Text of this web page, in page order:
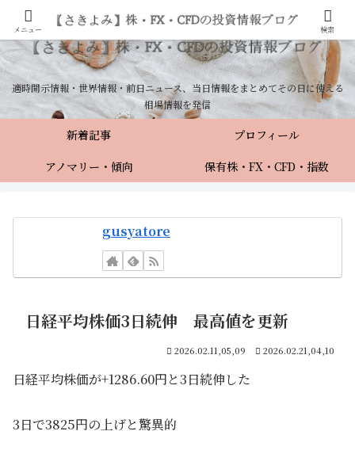
適時開示情報・世界情報・前日ニュース、当日情報をまとめてその日に使える
相場情報を発信
新着記事
プロフィール
アノマリー・傾向
保有株・FX・CFD・指数
gusyatore
日経平均株価3日続伸 最高値を更新
2026.02.11,05,09 2026.02.21,04,10
日経平均株価が+1286.60円と3日続伸した
3日で3825円の上げと驚異的
メニュー 検索